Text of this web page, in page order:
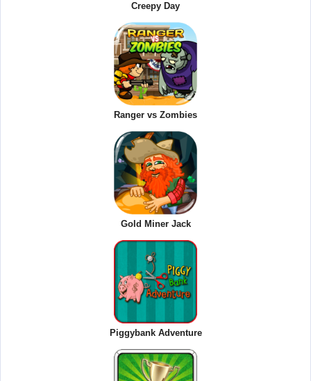
Creepy Day
Ranger vs Zombies
Gold Miner Jack
Piggybank Adventure